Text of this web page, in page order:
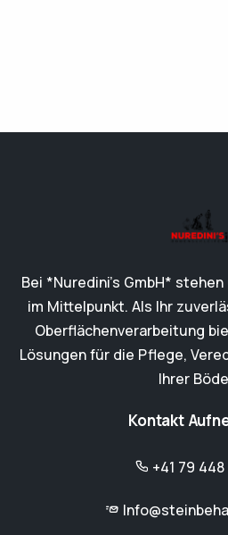
Bei *Nuredini’s GmbH*
im Mittelpunkt. Als Ihr
Oberflächenverarbeitung
Lösungen für die Pflege,
Ihrer
Kontakt
+41 79